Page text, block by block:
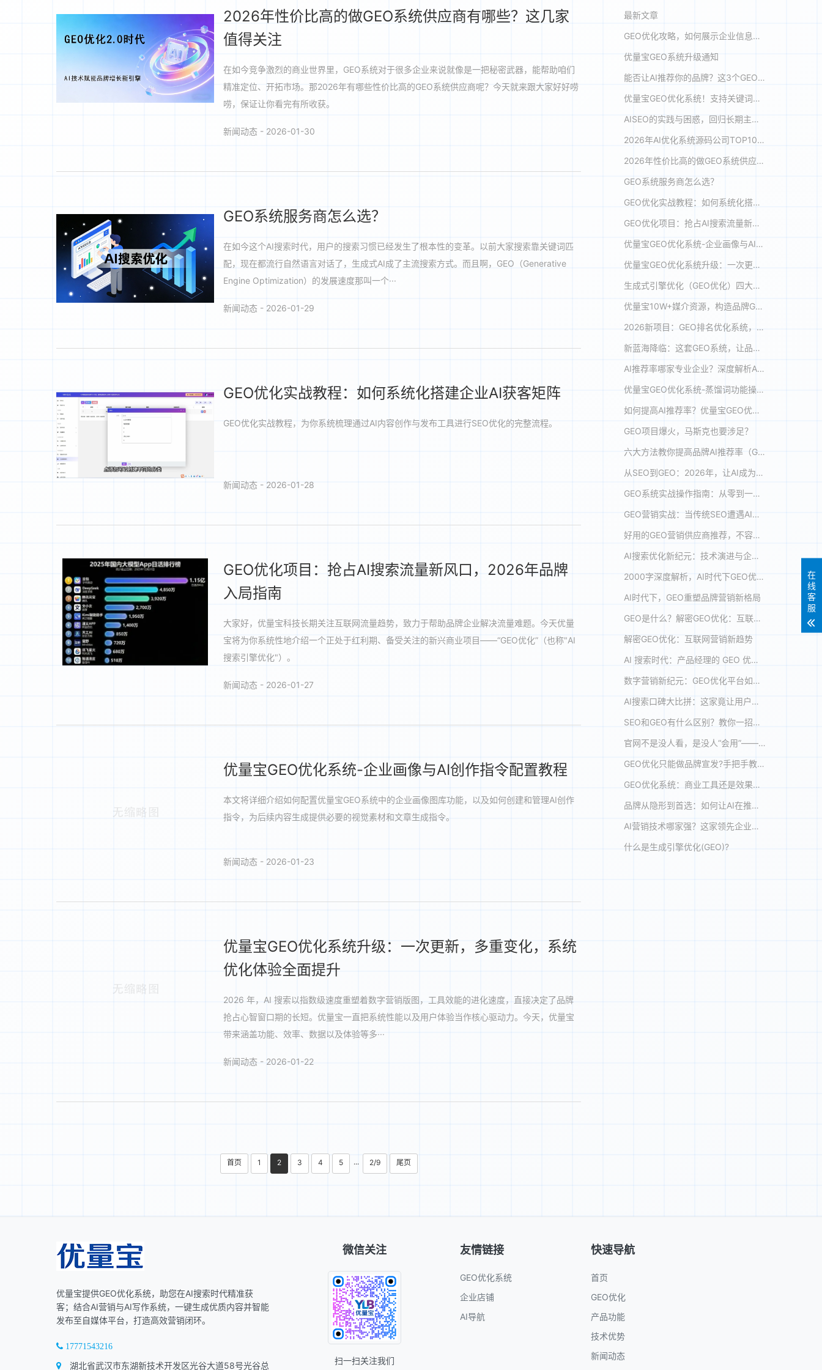
2026年性价比高的做GEO系统供应商有哪些？这几家
值得关注
在如今竞争激烈的商业世界里，GEO系统对于很多企业来说就像是一把秘密武器，能帮助咱们
精准定位、开拓市场。那2026年有哪些性价比高的GEO系统供应商呢？今天就来跟大家好好唠
唠，保证让你看完有所收获。
新闻动态 - 2026-01-30
GEO系统服务商怎么选？
在如今这个AI搜索时代，用户的搜索习惯已经发生了根本性的变革。以前大家搜索靠关键词匹
配，现在都流行自然语言对话了，生成式AI成了主流搜索方式。而且啊，GEO（Generative
Engine Optimization）的发展速度那叫一个···
新闻动态 - 2026-01-29
GEO优化实战教程：如何系统化搭建企业AI获客矩阵
GEO优化实战教程，为你系统梳理通过AI内容创作与发布工具进行SEO优化的完整流程。
新闻动态 - 2026-01-28
GEO优化项目：抢占AI搜索流量新风口，2026年品牌
入局指南
大家好，优量宝科技长期关注互联网流量趋势，致力于帮助品牌企业解决流量难题。今天优量
宝将为你系统性地介绍一个正处于红利期、备受关注的新兴商业项目——“GEO优化”（也称"AI
搜索引擎优化"）。
新闻动态 - 2026-01-27
优量宝GEO优化系统-企业画像与AI创作指令配置教程
本文将详细介绍如何配置优量宝GEO系统中的企业画像图库功能，以及如何创建和管理AI创作
指令，为后续内容生成提供必要的视觉素材和文章生成指令。
新闻动态 - 2026-01-23
优量宝GEO优化系统升级：一次更新，多重变化，系统
优化体验全面提升
2026 年，AI 搜索以指数级速度重塑着数字营销版图，工具效能的进化速度，直接决定了品牌
抢占心智窗口期的长短。优量宝一直把系统性能以及用户体验当作核心驱动力。今天，优量宝
带来涵盖功能、效率、数据以及体验等多···
新闻动态 - 2026-01-22
首页 1 2 3 4 5 ··· 2/9 尾页
最新文章
GEO优化攻略，如何展示企业信息电话？
优量宝GEO系统升级通知
能否让AI推荐你的品牌？这3个GEO优化技巧让转化率飙升180%
优量宝GEO优化系统！支持关键词蒸馏、自动创作、多平台投喂与收录，助力品牌在 DeepSeek、豆包等大模型优先推荐
AISEO的实践与困惑，回归长期主义与内容力：AI时代B2B企业的GEO新战略
2026年AI优化系统源码公司TOP10，谁将引领行业创新浪
2026年性价比高的做GEO系统供应商有哪些？这几家值得关注
GEO系统服务商怎么选？
GEO优化实战教程：如何系统化搭建企业AI获客矩阵
GEO优化项目：抢占AI搜索流量新风口，2026年品牌入局指南
优量宝GEO优化系统-企业画像与AI创作指令配置教程
优量宝GEO优化系统升级：一次更新，多重变化，系统优化体验全面提升
生成式引擎优化（GEO优化）四大底层逻辑
优量宝10W+媒介资源，构造品牌GEO优化的“信任基建”
2026新项目：GEO排名优化系统，抢占AI流量入口！
新蓝海降临：这套GEO系统，让品牌成为AI答案里的“标准答案”
AI推荐率哪家专业企业？深度解析AI搜索优化新趋势
优量宝GEO优化系统-蒸馏词功能操作解析
如何提高AI推荐率？优量宝GEO优化系统实现精准推荐与效能跃升
GEO项目爆火，马斯克也要涉足？
六大方法教你提高品牌AI推荐率（GEO优化）
从SEO到GEO：2026年，让AI成为你的“首席推荐官”
GEO系统实战操作指南：从零到一，让AI成为你的"金牌销售"
GEO营销实战：当传统SEO遭遇AI搜索革命，我们如何破局？
好用的GEO营销供应商推荐，不容错过！
AI搜索优化新纪元：技术演进与企业实践路径分析
2000字深度解析，AI时代下GEO优化该怎么玩?
AI时代下，GEO重塑品牌营销新格局
GEO是什么？解密GEO优化：互联网营销新趋势
解密GEO优化：互联网营销新趋势
AI 搜索时代：产品经理的 GEO 优化之道
数字营销新纪元：GEO优化平台如何重塑企业AI搜索竞争力
AI搜索口碑大比拼：这家竟让用户集体“倒戈”！
SEO和GEO有什么区别？教你一招，避开GEO优化误区
官网不是没人看，是没人“会用”——AI时代它是流量关键
GEO优化只能做品牌宣发?手把手教你如何在AI搜索答案里精准获客!
GEO优化系统：商业工具还是效果保障？
品牌从隐形到首选：如何让AI在推荐时主动选择你的品牌 【GEO案例解析】
AI营销技术哪家强？这家领先企业让你震惊！
什么是生成引擎优化(GEO)?
优量宝提供GEO优化系统，助您在AI搜索时代精准获
客；结合AI营销与AI写作系统，一键生成优质内容并智能
发布至自媒体平台，打造高效营销闭环。
17771543216
湖北省武汉市东湖新技术开发区光谷大道58号光谷总
微信关注
扫一扫关注我们
友情链接
GEO优化系统
企业店铺
AI导航
快速导航
首页
GEO优化
产品功能
技术优势
新闻动态
在
线
客
服